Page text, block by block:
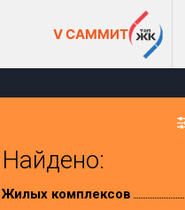
V САММИТ
Найдено:
Жилых комплексов